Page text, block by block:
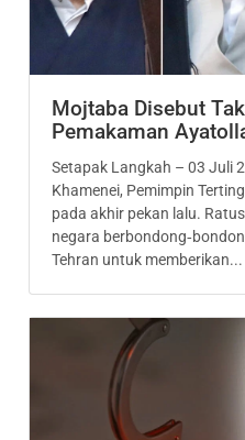
Mojtaba Disebut
Pemakaman
Setapak Langkah – 03 Juli
Khamenei, Pemimpin
pada akhir pekan lalu.
negara
Tehran untuk memberikan...